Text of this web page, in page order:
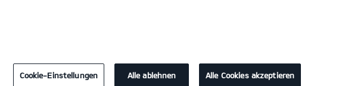
Cookie-Einstellungen Alle ablehnen Alle Cookies akzeptieren